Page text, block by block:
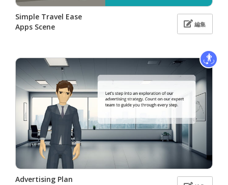
Simple Travel Ease
Apps Scene
編集
Advertising Plan